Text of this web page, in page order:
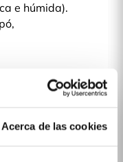
Acerca de las cookies
e húmida).
As
são a